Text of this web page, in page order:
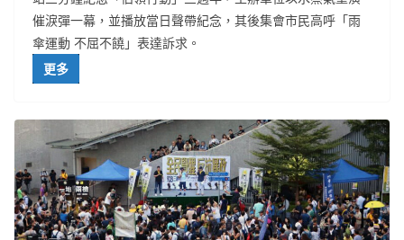
催淚彈一幕，並播放當日聲帶紀念，其後集會市民高呼「雨
傘運動 不屈不饒」表達訴求。
更多